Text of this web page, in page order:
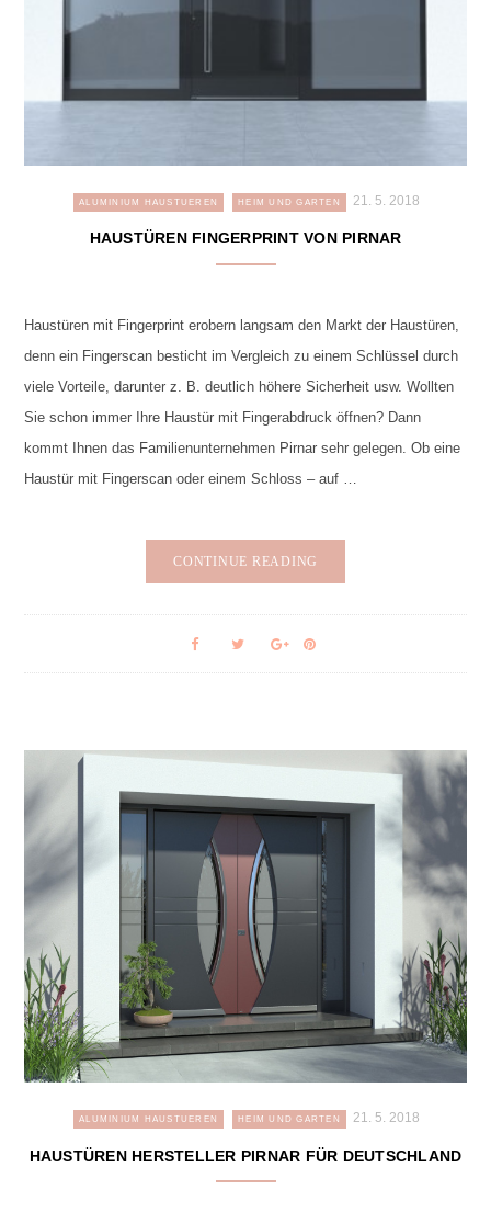
ALUMINIUM HAUSTUEREN HEIM UND GARTEN 21. 5. 2018
HAUSTÜREN FINGERPRINT VON PIRNAR
Haustüren mit Fingerprint erobern langsam den Markt der Haustüren,
denn ein Fingerscan besticht im Vergleich zu einem Schlüssel durch
viele Vorteile, darunter z. B. deutlich höhere Sicherheit usw. Wollten
Sie schon immer Ihre Haustür mit Fingerabdruck öffnen? Dann
kommt Ihnen das Familienunternehmen Pirnar sehr gelegen. Ob eine
Haustür mit Fingerscan oder einem Schloss – auf …
CONTINUE READING
ALUMINIUM HAUSTUEREN HEIM UND GARTEN 21. 5. 2018
HAUSTÜREN HERSTELLER PIRNAR FÜR DEUTSCHLAND